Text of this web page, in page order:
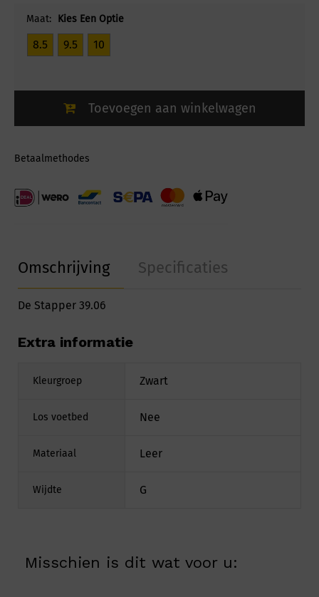
Maat: Kies Een Optie
8.5 9.5 10
Toevoegen aan winkelwagen
Betaalmethodes
Omschrijving Specificaties
De Stapper 39.06
Extra informatie
Kleurgroep Zwart
Los voetbed Nee
Materiaal Leer
Wijdte G
Misschien is dit wat voor u: